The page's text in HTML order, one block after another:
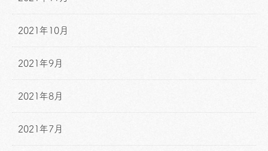
2021年10月
2021年9月
2021年8月
2021年7月